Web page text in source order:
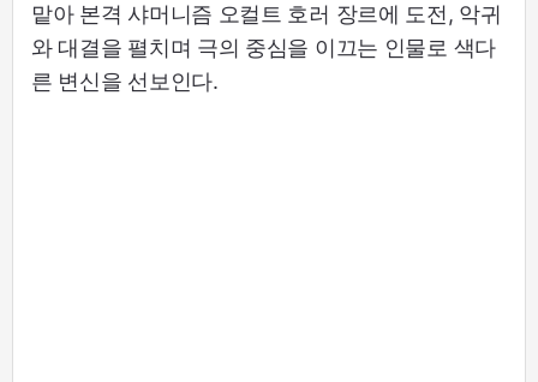
맡아 본격 샤머니즘 오컬트 호러 장르에 도전, 악귀
와 대결을 펼치며 극의 중심을 이끄는 인물로 색다
른 변신을 선보인다.